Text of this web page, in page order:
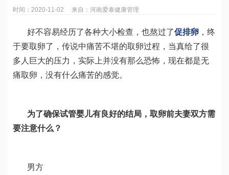
时间：2020-11-02 来自：河南爱泰健康管理
好不容易经历了各种大小检查，也熬过了促排卵 ，终
于要取卵了，传说中痛苦不堪的取卵过程，当真给了很
多人巨大的压力，实际上并没有那么恐怖，现在都是无
痛取卵，没有什么痛苦的感觉。
为了确保试管婴儿有良好的结局，取卵前夫妻双方需
要注意什么？
男方